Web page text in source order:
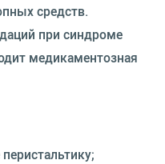
средств.
при синдроме
медикаментозная